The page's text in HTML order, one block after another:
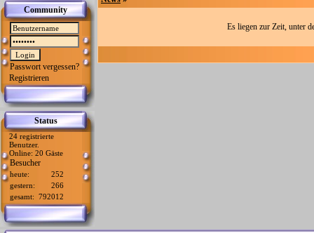
Community
Passwort vergessen?
Registrieren
Status
24 registrierte
Benutzer.
Online: 20 Gäste
Besucher
heute:
252
gestern:
266
gesamt: 792012
Es liegen zur Zeit, unter